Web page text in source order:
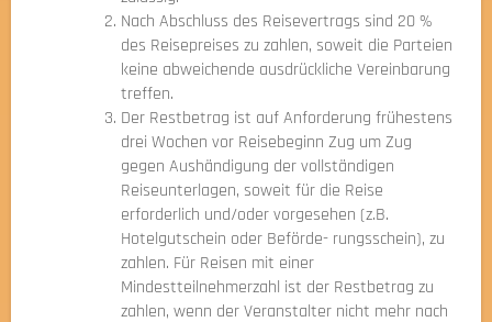
Nach Abschluss des Reisevertrags sind 20 %
des Reisepreises zu zahlen, soweit die Parteien
keine abweichende ausdrückliche Vereinbarung
treffen.
Der Restbetrag ist auf Anforderung frühestens
drei Wochen vor Reisebeginn Zug um Zug
gegen Aushändigung der vollständigen
Reiseunterlagen, soweit für die Reise
erforderlich und/oder vorgesehen (z.B.
Hotelgutschein oder Beförde- rungsschein), zu
zahlen. Für Reisen mit einer
Mindestteilnehmerzahl ist der Restbetrag zu
zahlen, wenn der Veranstalter nicht mehr nach